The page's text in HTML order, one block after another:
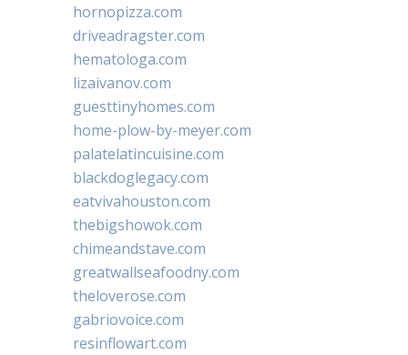
hornopizza.com
driveadragster.com
hematologa.com
lizaivanov.com
guesttinyhomes.com
home-plow-by-meyer.com
palatelatincuisine.com
blackdoglegacy.com
eatvivahouston.com
thebigshowok.com
chimeandstave.com
greatwallseafoodny.com
theloverose.com
gabriovoice.com
resinflowart.com